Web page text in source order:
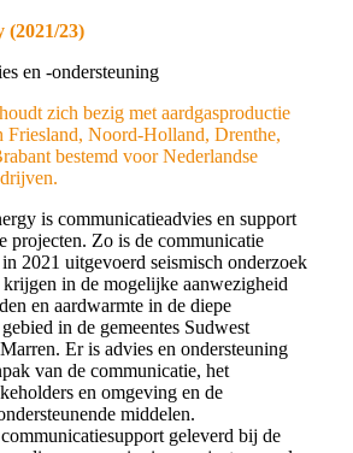
(2021/23)
en -ondersteuning
zich bezig met aardgasproductie
Friesland, Noord-Holland, Drenthe,
bestemd voor Nederlandse
is communicatieadvies en support
projecten. Zo is de communicatie
2021 uitgevoerd seismisch onderzoek
in de mogelijke aanwezigheid
en aardwarmte in de diepe
in de gemeentes Sudwest
Er is advies en ondersteuning
van de communicatie, het
en omgeving en de
middelen.
geleverd bij de